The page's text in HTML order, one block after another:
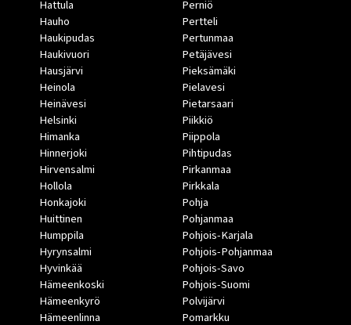
Hattula
Hauho
Haukipudas
Haukivuori
Hausjärvi
Heinola
Heinävesi
Helsinki
Himanka
Hinnerjoki
Hirvensalmi
Hollola
Honkajoki
Huittinen
Humppila
Hyrynsalmi
Hyvinkää
Hämeenkoski
Hämeenkyrö
Hämeenlinna
Perniö
Pertteli
Pertunmaa
Petäjävesi
Pieksämäki
Pielavesi
Pietarsaari
Piikkiö
Piippola
Pihtipudas
Pirkanmaa
Pirkkala
Pohja
Pohjanmaa
Pohjois-Karjala
Pohjois-Pohjanmaa
Pohjois-Savo
Pohjois-Suomi
Polvijärvi
Pomarkku